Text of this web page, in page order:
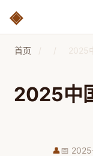
首页 / / 2025
2025中
👤📅